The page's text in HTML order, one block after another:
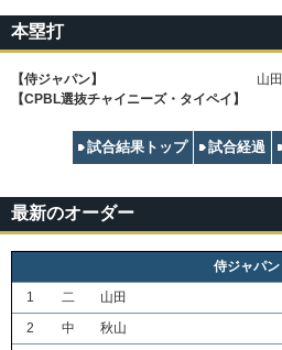
本塁打
【侍ジャパン】
山
【CPBL選抜チャイニーズ・タイペイ】
試合結果トップ 試合経過
最新のオーダー
侍ジャパン
1
二
山田
2
中
秋山